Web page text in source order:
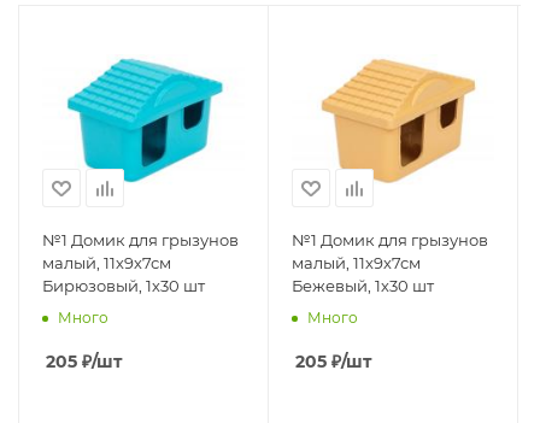
№1 Домик для грызунов
малый, 11х9х7см
Бирюзовый, 1х30 шт
Много
205 ₽/шт
№1 Домик для грызунов
малый, 11х9х7см
Бежевый, 1х30 шт
Много
205 ₽/шт